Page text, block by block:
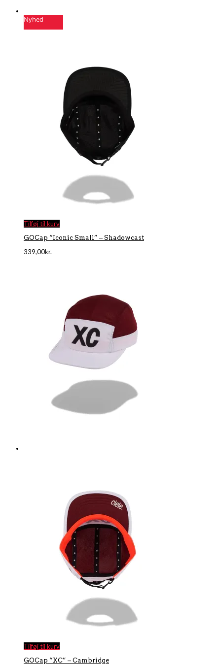
Nyhed
Tilføj til kurv
GOCap “Iconic Small” – Shadowcast
339,00kr.
Tilføj til kurv
GOCap “XC” – Cambridge